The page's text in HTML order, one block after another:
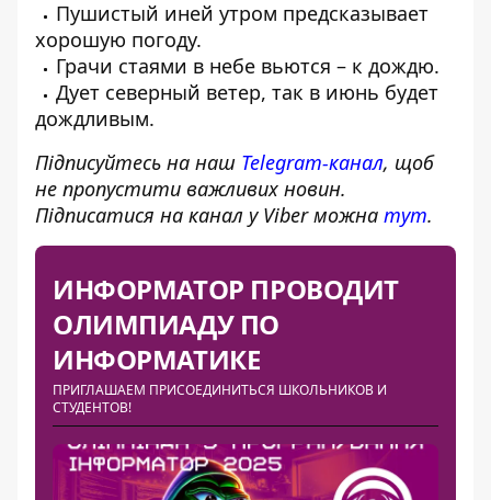
Пушистый иней утром предсказывает
хорошую погоду.
Грачи стаями в небе вьются – к дождю.
Дует северный ветер, так в июнь будет
дождливым.
Підписуйтесь на наш Telegram-канал, щоб
не пропустити важливих новин.
Підписатися на канал у Viber можна тут.
ИНФОРМАТОР ПРОВОДИТ
ОЛИМПИАДУ ПО
ИНФОРМАТИКЕ
ПРИГЛАШАЕМ ПРИСОЕДИНИТЬСЯ ШКОЛЬНИКОВ И
СТУДЕНТОВ!